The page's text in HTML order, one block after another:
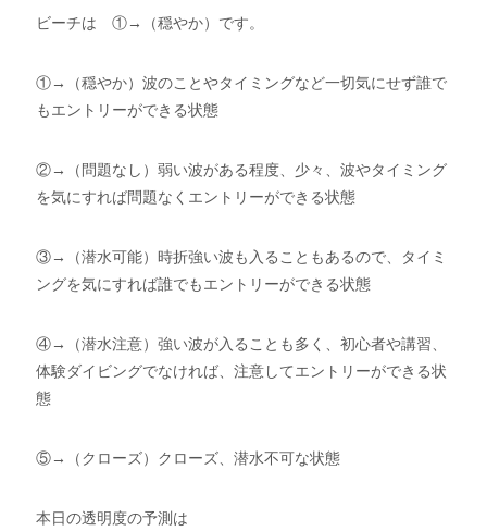
ビーチは ①→（穏やか）です。
①→（穏やか）波のことやタイミングなど一切気にせず誰で
もエントリーができる状態
②→（問題なし）弱い波がある程度、少々、波やタイミング
を気にすれば問題なくエントリーができる状態
③→（潜水可能）時折強い波も入ることもあるので、タイミ
ングを気にすれば誰でもエントリーができる状態
④→（潜水注意）強い波が入ることも多く、初心者や講習、
体験ダイビングでなければ、注意してエントリーができる状
態
⑤→（クローズ）クローズ、潜水不可な状態
本日の透明度の予測は